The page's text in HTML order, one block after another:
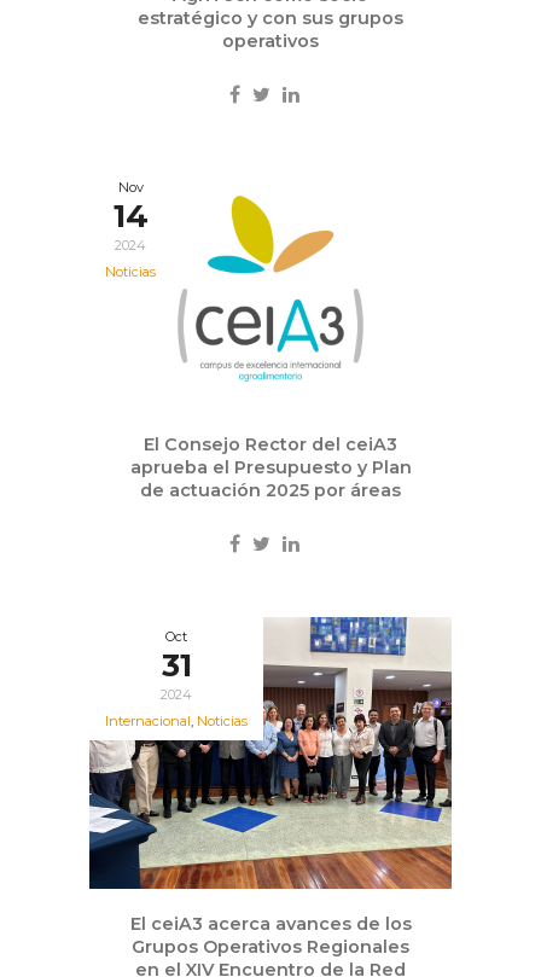
estratégico y con sus grupos
operativos
Nov
14
2024
Noticias
El Consejo Rector del ceiA3
aprueba el Presupuesto y Plan
de actuación 2025 por áreas
Oct
31
2024
Internacional, Noticias
El ceiA3 acerca avances de los
Grupos Operativos Regionales
en el XIV Encuentro de la Red